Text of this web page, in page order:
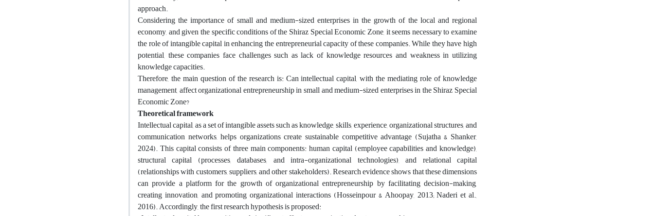
approach.
Considering the importance of small and medium-sized enterprises in the growth of the local and regional
economy, and given the specific conditions of the Shiraz Special Economic Zone, it seems necessary to examine
the role of intangible capital in enhancing the entrepreneurial capacity of these companies. While they have high
potential, these companies face challenges such as lack of knowledge resources and weakness in utilizing
knowledge capacities.
Therefore, the main question of the research is: Can intellectual capital, with the mediating role of knowledge
management, affect organizational entrepreneurship in small and medium-sized enterprises in the Shiraz Special
Economic Zone?
Theoretical framework
Intellectual capital, as a set of intangible assets such as knowledge, skills, experience, organizational structures, and
communication networks, helps organizations create sustainable competitive advantage (Sujatha & Shanker,
2024). This capital consists of three main components: human capital (employee capabilities and knowledge),
structural capital (processes, databases, and intra-organizational technologies), and relational capital
(relationships with customers, suppliers, and other stakeholders). Research evidence shows that these dimensions
can provide a platform for the growth of organizational entrepreneurship by facilitating decision-making,
creating innovation, and promoting organizational interactions (Hosseinpour & Ahoopay, 2013; Naderi et al.,
2016). Accordingly, the first research hypothesis is proposed: